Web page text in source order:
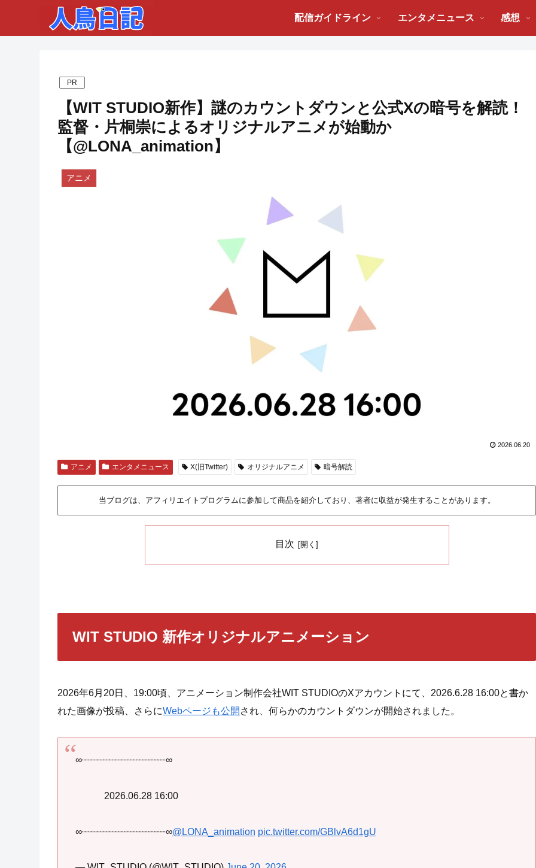
配信ガイドライン エンタメニュース 感想
PR
【WIT STUDIO新作】謎のカウントダウンと公式Xの暗号を解読！
監督・片桐崇によるオリジナルアニメが始動か
【@LONA_animation】
アニメ
2026.06.20
アニメ エンタメニュース X(旧Twitter) オリジナルアニメ 暗号解読
当ブログは、アフィリエイトプログラムに参加して商品を紹介しており、著者に収益が発生することがあります。
目次
WIT STUDIO 新作オリジナルアニメーション
2026年6月20日、19:00頃、アニメーション制作会社WIT STUDIOのXアカウントにて、2026.6.28 16:00と書か
れた画像が投稿、さらにWebページも公開 され、何らかのカウントダウンが開始されました。
∞┈┈┈┈┈┈┈┈┈┈┈┈┈┈∞
2026.06.28 16:00
∞┈┈┈┈┈┈┈┈┈┈┈┈┈┈∞@LONA_animation pic.twitter.com/GBlvA6d1gU